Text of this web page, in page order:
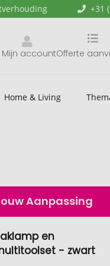
+31
Mijn accountOfferte
Home & Living
Aanpassing
en
- zwart